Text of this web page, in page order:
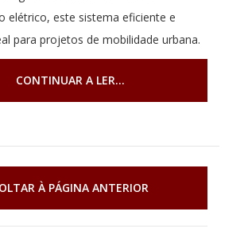
elétrico, este sistema eficiente e
para projetos de mobilidade urbana.
CONTINUAR A LER...
À PÁGINA ANTERIOR